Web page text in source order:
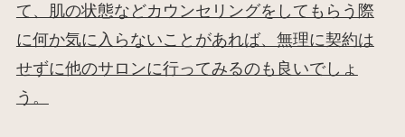
て、肌の状態などカウンセリングをしてもらう際
に何か気に入らないことがあれば、無理に契約は
せずに他のサロンに行ってみるのも良いでしょ
う。